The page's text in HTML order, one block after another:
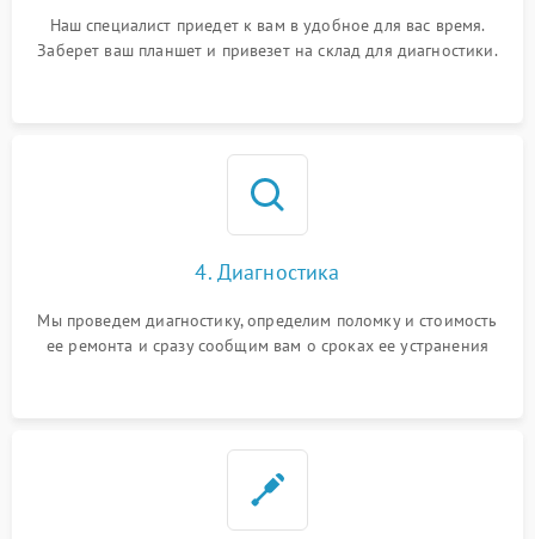
Наш специалист приедет к вам в удобное для вас время.
Заберет ваш планшет и привезет на склад для диагностики.
4. Диагностика
Мы проведем диагностику, определим поломку и стоимость
ее ремонта и сразу сообщим вам о сроках ее устранения